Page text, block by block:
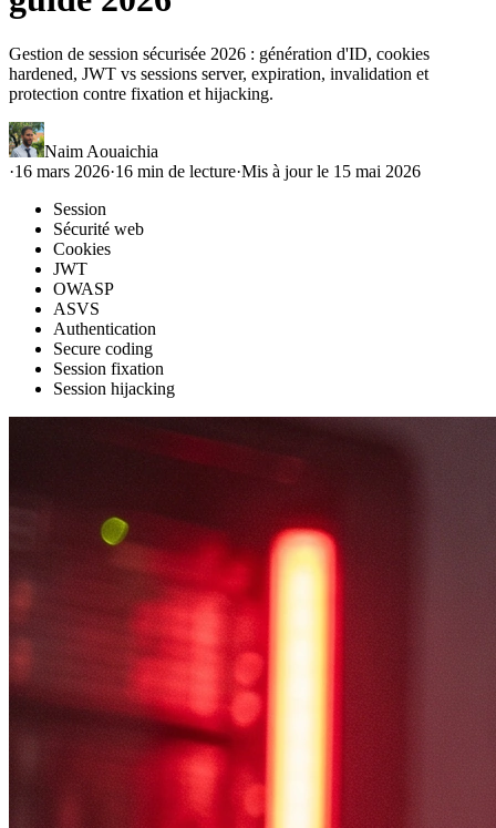
Gestion de session sécurisée 2026 : génération d'ID, cookies
hardened, JWT vs sessions server, expiration, invalidation et
protection contre fixation et hijacking.
Naim Aouaichia
·16 mars 2026·16 min de lecture·Mis à jour le 15 mai 2026
Session
Sécurité web
Cookies
JWT
OWASP
ASVS
Authentication
Secure coding
Session fixation
Session hijacking